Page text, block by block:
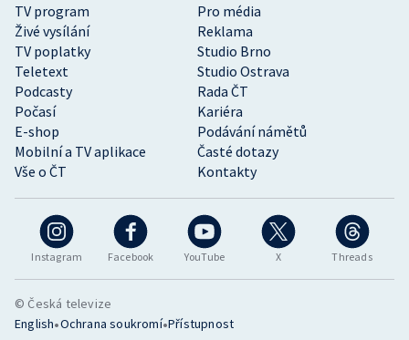
Instagram Facebook YouTube X Threads
TV program
Pro média
Živé vysílání
Reklama
TV poplatky
Studio Brno
Teletext
Studio Ostrava
Podcasty
Rada ČT
Počasí
Kariéra
E-shop
Podávání námětů
Mobilní a TV aplikace
Časté dotazy
Vše o ČT
Kontakty
© Česká televize
English•Ochrana soukromí•Přístupnost